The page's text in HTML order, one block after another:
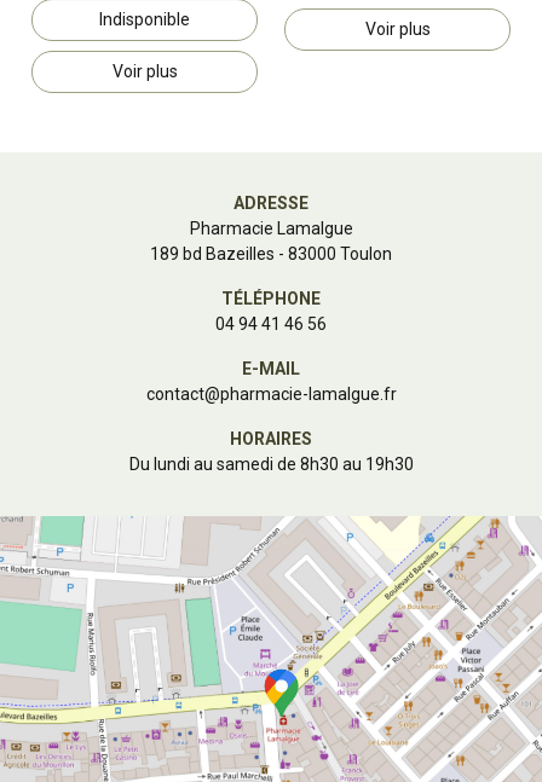
Indisponible
Voir plus
Voir plus
ADRESSE
Pharmacie Lamalgue
189 bd Bazeilles - 83000 Toulon
TÉLÉPHONE
04 94 41 46 56
E-MAIL
contact@pharmacie-lamalgue.fr
HORAIRES
Du lundi au samedi de 8h30 au 19h30